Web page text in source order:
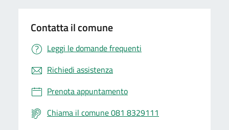
Contatta il comune
Leggi le domande frequenti
Richiedi assistenza
Prenota appuntamento
Chiama il comune 081 8329111